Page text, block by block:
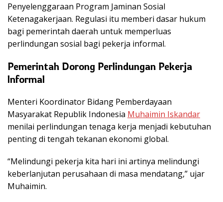
Penyelenggaraan Program Jaminan Sosial
Ketenagakerjaan. Regulasi itu memberi dasar hukum
bagi pemerintah daerah untuk memperluas
perlindungan sosial bagi pekerja informal.
Pemerintah Dorong Perlindungan Pekerja
Informal
Menteri Koordinator Bidang Pemberdayaan
Masyarakat Republik Indonesia Muhaimin Iskandar
menilai perlindungan tenaga kerja menjadi kebutuhan
penting di tengah tekanan ekonomi global.
“Melindungi pekerja kita hari ini artinya melindungi
keberlanjutan perusahaan di masa mendatang,” ujar
Muhaimin.